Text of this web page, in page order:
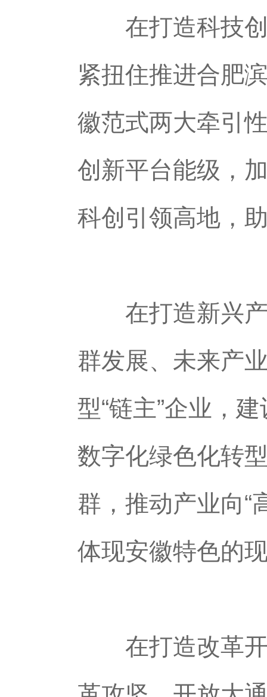
在打造科技创
紧扭住推进合肥
徽范式两大牵引
创新平台能级，
科创引领高地，
在打造新兴产
群发展、未来产
型“链主”企业，
数字化绿色化转
群，推动产业向“
体现安徽特色的
在打造改革开